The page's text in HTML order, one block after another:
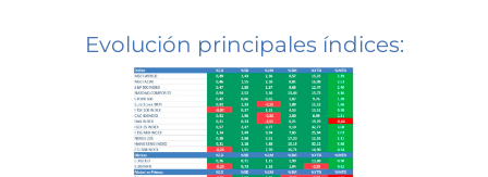
Evolución principales índices: